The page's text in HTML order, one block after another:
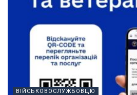
ВІЙСЬКОВОСЛУЖБОВЦЮ